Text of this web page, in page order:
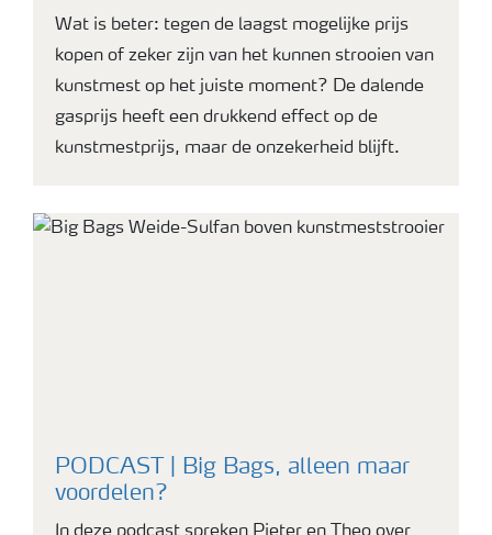
Wat is beter: tegen de laagst mogelijke prijs
kopen of zeker zijn van het kunnen strooien van
kunstmest op het juiste moment? De dalende
gasprijs heeft een drukkend effect op de
kunstmestprijs, maar de onzekerheid blijft.
PODCAST | Big Bags, alleen maar
voordelen?